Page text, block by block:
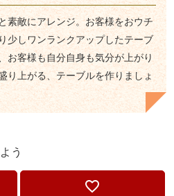
素敵にアレンジ。お客様をおウチ
少しワンランクアップしたテーブ
お客様も自分自身も気分が上がり
り上がる、テーブルを作りましょ
う
favorite_border